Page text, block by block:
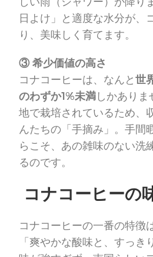
日よけ」と適度な水分が、
り、美味しく育てます。
③ 希少価値の高さ
コナコーヒーは、なんと世
のわずか1%未満しかあり
地で栽培されているため、
んたちの「手摘み」。手間
らこそ、あの雑味のない洗
るのです。
コナコーヒーの
コナコーヒーの一番の特徴
「爽やかな酸味と、すっき